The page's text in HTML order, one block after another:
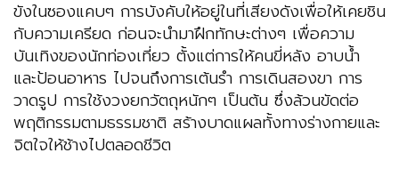
ขังในซองแคบๆ การบังคับให้อยู่ในที่เสียงดังเพื่อให้เคยชิน
กับความเครียด ก่อนจะนำมาฝึกทักษะต่างๆ เพื่อความ
บันเทิงของนักท่องเที่ยว ตั้งแต่การให้คนขี่หลัง อาบน้ำ
และป้อนอาหาร ไปจนถึงการเต้นรำ การเดินสองขา การ
วาดรูป การใช้งวงยกวัตถุหนักๆ เป็นต้น ซึ่งล้วนขัดต่อ
พฤติกรรมตามธรรมชาติ สร้างบาดแผลทั้งทางร่างกายและ
จิตใจให้ช้างไปตลอดชีวิต